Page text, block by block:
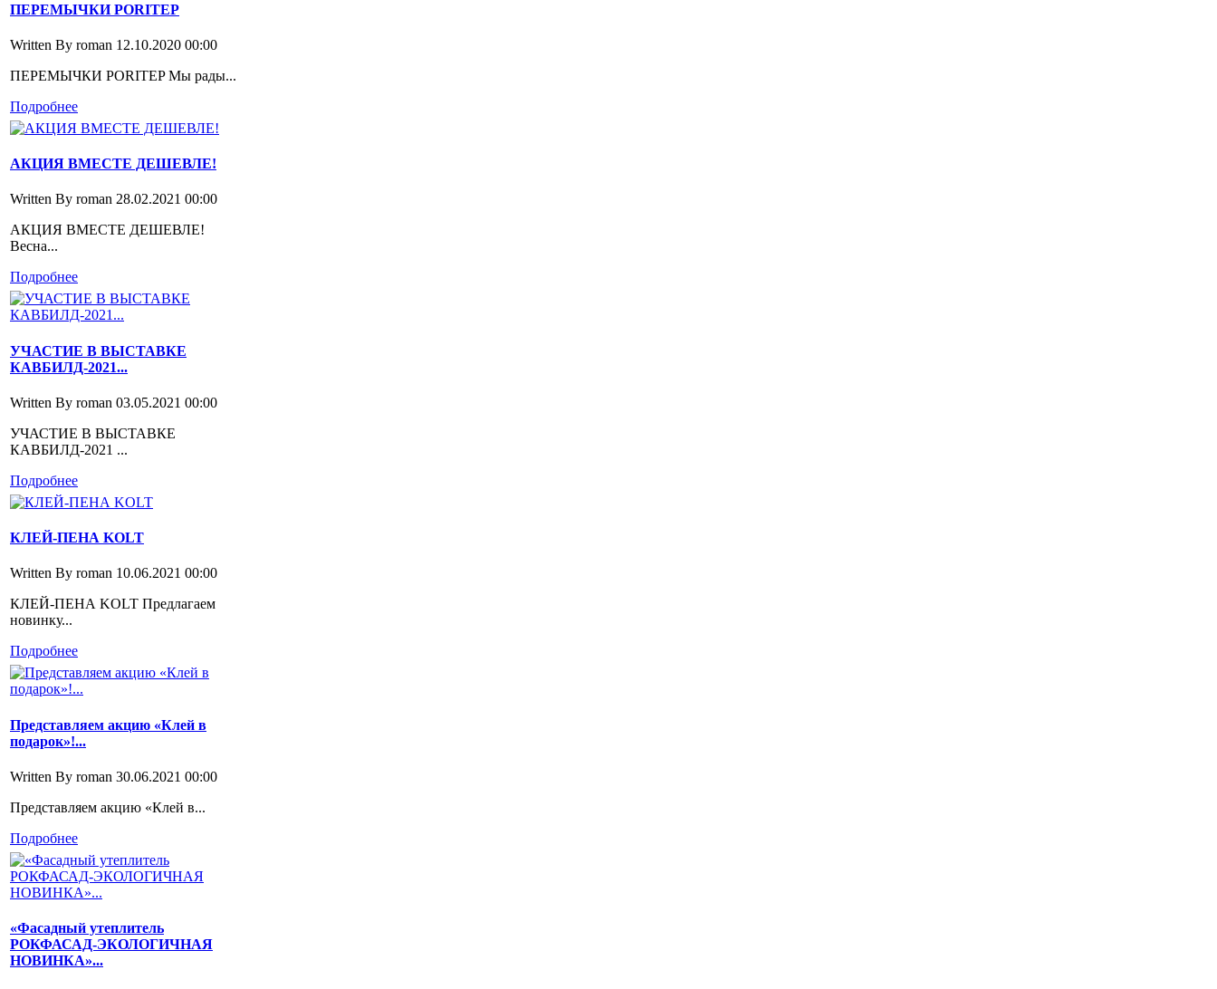
ПЕРЕМЫЧКИ PORITEP
Written By roman 12.10.2020 00:00
ПЕРЕМЫЧКИ PORITEP Мы рады...
Подробнее
АКЦИЯ ВМЕСТЕ ДЕШЕВЛЕ!
Written By roman 28.02.2021 00:00
АКЦИЯ ВМЕСТЕ ДЕШЕВЛЕ!
Весна...
Подробнее
УЧАСТИЕ В ВЫСТАВКЕ
КАВБИЛД-2021...
Written By roman 03.05.2021 00:00
УЧАСТИЕ В ВЫСТАВКЕ
КАВБИЛД-2021 ...
Подробнее
КЛЕЙ-ПЕНА KOLT
Written By roman 10.06.2021 00:00
КЛЕЙ-ПЕНА KOLT Предлагаем
новинку...
Подробнее
Представляем акцию «Клей в
подарок»!...
Written By roman 30.06.2021 00:00
Представляем акцию «Клей в...
Подробнее
«Фасадный утеплитель
РОКФАСАД-ЭКОЛОГИЧНАЯ
НОВИНКА»...